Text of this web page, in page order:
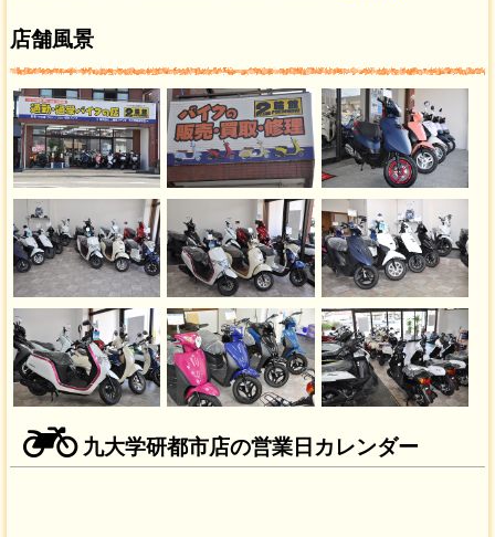
店舗風景
九大学研都市店の営業日カレンダー